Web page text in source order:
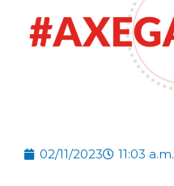
02/11/2023 11:03 a.m.